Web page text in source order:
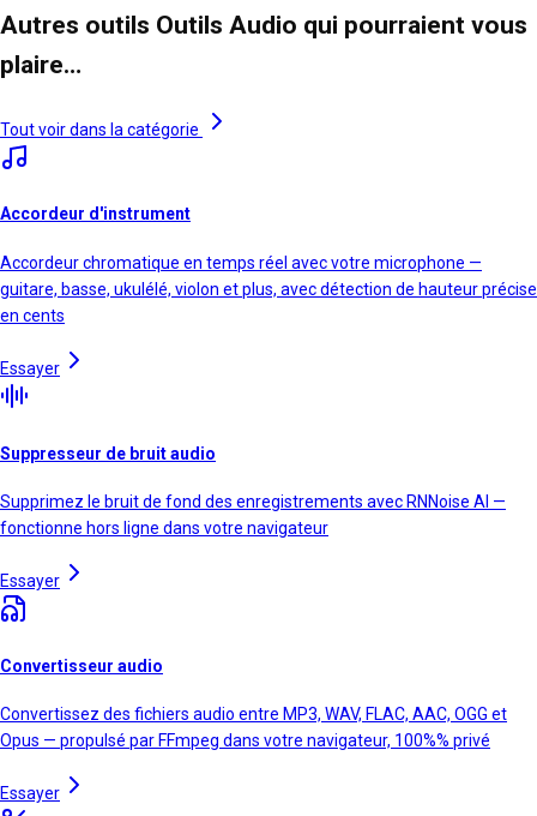
Autres outils Outils Audio qui pourraient vous
plaire…
Tout voir dans la catégorie
Accordeur d'instrument
Accordeur chromatique en temps réel avec votre microphone —
guitare, basse, ukulélé, violon et plus, avec détection de hauteur précise
en cents
Essayer
Suppresseur de bruit audio
Supprimez le bruit de fond des enregistrements avec RNNoise AI —
fonctionne hors ligne dans votre navigateur
Essayer
Convertisseur audio
Convertissez des fichiers audio entre MP3, WAV, FLAC, AAC, OGG et
Opus — propulsé par FFmpeg dans votre navigateur, 100%% privé
Essayer